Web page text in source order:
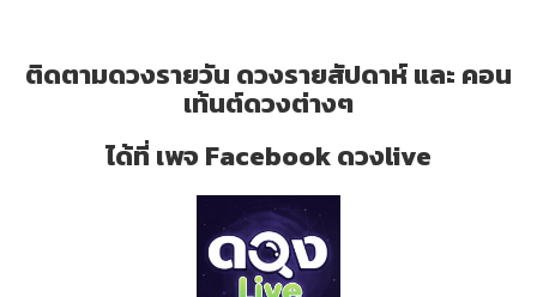
ติดตามดวงรายวัน ดวงรายสัปดาห์ และ คอน
เท้นต์ดวงต่างๆ
ได้ที่ เพจ Facebook ดวงlive